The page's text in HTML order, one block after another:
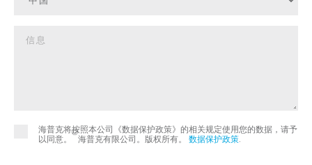
海普克将按照本公司《数据保护政策》的相关规定使用您的数据，请予
以同意。
©
海普克有限公司。版权所有。 数据保护政策.